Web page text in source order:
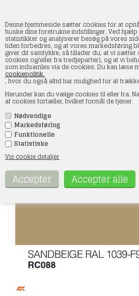
Denne hjemmeside sætter cookies for at
huske dine foretrukne indstillinger. Ved
statistikker og analyserer besøg på vores
tiden forbedres, og at vores markedsføring
giver dit samtykke, så tillader du, at vi sætter
cookies og/eller fra tredjeparter), og at vi
som indsamles via de cookies. Du kan læse
cookiepolitik.
, hvor du også altid har mulighed for at
Herunder kan du vælge cookies til eller fra.
af cookies fortæller, hvilket formål de tjener.
Nødvendige
Markedsføring
Funktionelle
Statistiske
Vis cookie detaljer
AKRC088 Sand-beige RAL
Forside»Maling og tilbehør»AK Interactive